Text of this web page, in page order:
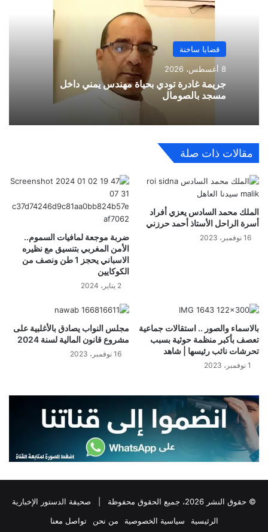
قضايا ساخنة
8 أغسطس، 2026
جريمة غادرة تودي بحياة مهندس يمني داخل
مسجد بالصومال
مقالات ذات صلة
الملك محمد السادس يعزي أفراد
أسرة الراحل الأستاذ أحمد حرزني
16 نوفمبر، 2023
ضربة موجعة لمافيات السموم..
الأمن المغربي بتنسيق مع نظيره
الاسباني يحجز 1 طن ونصف من
الكوكايين
2 يناير، 2024
بالاسماء والصور .. استقالات جماعية
تعصف بأكبر منظمة حوثية بسبب
تحرشات نائب رئيسها | شاهد
1 نوفمبر، 2023
مجلس النواب يصادق بالأغلبية على
مشروع قانون المالية لسنة 2024
16 نوفمبر، 2023
© حقوق النشر 2026، جميع الحقوق محفوظة |
صحيفة الدستور الإخبارية
الرئيسية
سياسية الخصوصية من نحن تواصل معنا